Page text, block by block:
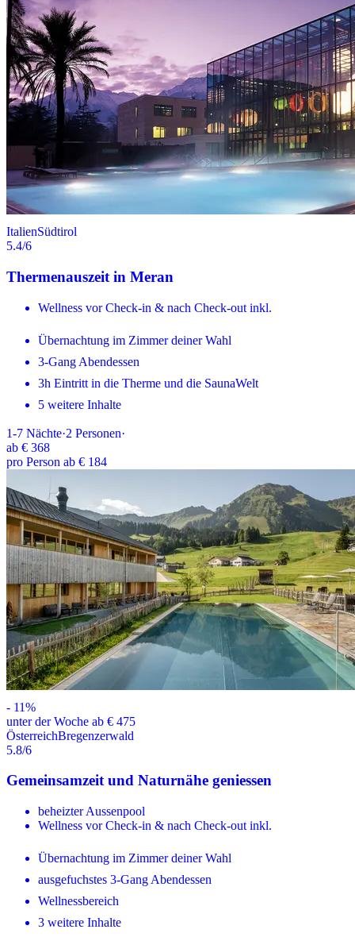
ItalienSüdtirol
5.4/6
Thermenauszeit in Meran
Wellness vor Check-in & nach Check-out inkl.
Übernachtung im Zimmer deiner Wahl
3-Gang Abendessen
3h Eintritt in die Therme und die SaunaWelt
5 weitere Inhalte
1-7 Nächte·2 Personen·
ab € 368
pro Person ab € 184
- 11%
unter der Woche ab € 475
ÖsterreichBregenzerwald
5.8/6
Gemeinsamzeit und Naturnähe geniessen
beheizter Aussenpool
Wellness vor Check-in & nach Check-out inkl.
Übernachtung im Zimmer deiner Wahl
ausgefuchstes 3-Gang Abendessen
Wellnessbereich
3 weitere Inhalte